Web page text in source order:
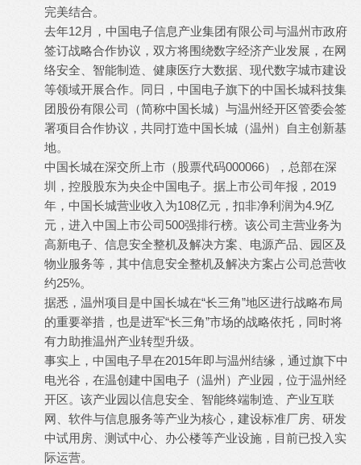
完美结合。
去年12月，中国电子信息产业集团有限公司与温州市政府
签订战略合作协议，双方将围绕数字经济产业发展，在网
络安全、智能制造、健康医疗大数据、现代数字城市建设
等领域开展合作。同日，中国电子旗下的中国长城科技集
团股份有限公司（简称中国长城）与温州经开区管委会签
署项目合作协议，共同打造中国长城（温州）自主创新基
地。
中国长城在深交所上市（股票代码000066），总部在深
圳，控股股东为央企中国电子。据上市公司年报，2019
年，中国长城营业收入为108亿元，扣非净利润为4.9亿
元，进入中国上市公司500强排行榜。该公司主营业务为
高新电子、信息安全整机及解决方案、电源产品、园区及
物业服务等，其中信息安全整机及解决方案占公司总营收
约25%。
据悉，温州项目是中国长城在“长三角”地区进行战略布局
的重要举措，也是进军“长三角”市场的战略依托，同时将
有力助推温州产业转型升级。
事实上，中国电子早在2015年即与温州结缘，通过旗下中
电光谷，在温创建中国电子（温州）产业园，位于温州经
开区。该产业园以信息安全、智能终端制造、产业互联
网、软件与信息服务等产业为核心，建设标准厂房、研发
中试用房、测试中心、办公楼等产业设施，目前已投入实
际运营。